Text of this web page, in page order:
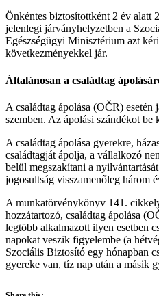
Önkéntes biztosítottként 2 év alatt
jelenlegi járványhelyzetben a
Egészségügyi Minisztérium azt
következményekkel jár.
Általánosan a családtag
A családtag ápolása (OČR)
szemben. Az ápolási szándékot
A családtag ápolása gyerekre,
családtagját ápolja, a vállalkozó
belül megszakítani a
jogosultság visszamenőleg három
A munkatörvénykönyv 141.
hozzátartozó, családtag ápolása
legtöbb alkalmazott ilyen esetben
napokat veszik figyelembe (a
Szociális Biztosító egy hónapban
gyereke van, tíz nap után a másik